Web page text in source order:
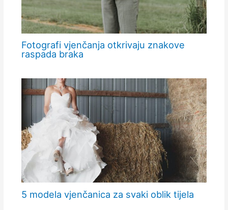
Fotografi vjenčanja otkrivaju znakove
raspada braka
5 modela vjenčanica za svaki oblik tijela